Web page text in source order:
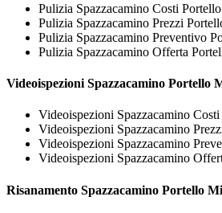
Pulizia Spazzacamino Costi
Pulizia Spazzacamino Prezzi
Pulizia Spazzacamino Preventivo
Pulizia Spazzacamino Offerta
Videoispezioni Spazzacamino Portello
Videoispezioni Spazzacamino
Videoispezioni Spazzacamino
Videoispezioni Spazzacamino
Videoispezioni Spazzacamino
Risanamento Spazzacamino Portello